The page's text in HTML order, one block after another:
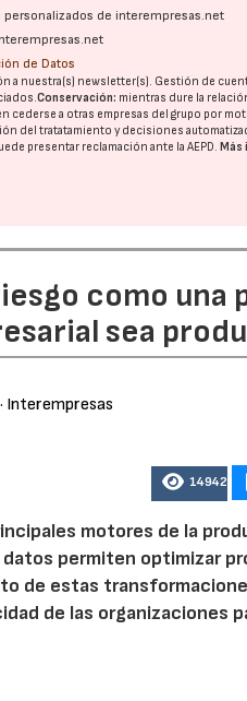
de interempresas.net
de Datos
a nuestra(s) newsletter(s). Gestión de
Conservación: mientras dure la
cederse a otras empresas del grupo por
del tratatamiento y decisiones
presentar reclamación ante laAEPD.Más
como una
sea
· Interempresas
14942
motores de la
permiten optimizar
de estas
de las organizaciones